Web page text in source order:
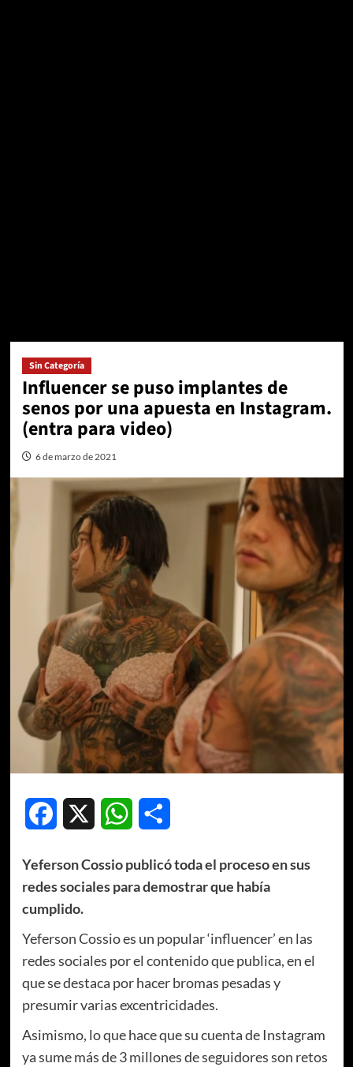
Sin Categoría
Influencer se puso implantes de
senos por una apuesta en Instagram.
(entra para video)
6 de marzo de 2021
Facebook WhatsApp
Yeferson Cossio publicó toda el proceso en sus
redes sociales para demostrar que había
cumplido.
Yeferson Cossio es un popular ‘influencer’ en las
redes sociales por el contenido que publica, en el
que se destaca por hacer bromas pesadas y
presumir varias excentricidades.
Asimismo, lo que hace que su cuenta de Instagram
ya sume más de 3 millones de seguidores son retos